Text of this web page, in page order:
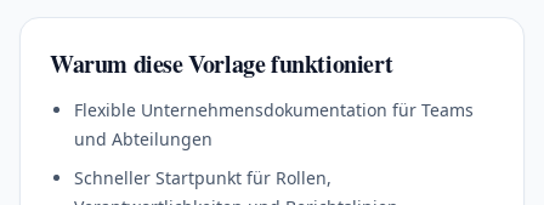
Warum diese Vorlage funktioniert
Flexible Unternehmensdokumentation für Teams
und Abteilungen
Schneller Startpunkt für Rollen,